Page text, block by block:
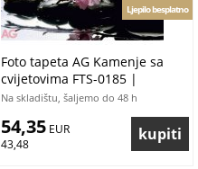
Foto tapeta AG Kamenje sa
cvijetovima FTS-0185 |
360x254 cm
Ljepilo besplatno
Na skladištu, šaljemo do 48 h
54,35 EUR
43,48